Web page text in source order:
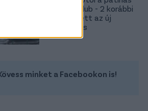
magyar klub - 2 korábbi
játékos lett az új
tulajdonos
minket a Facebookon is!